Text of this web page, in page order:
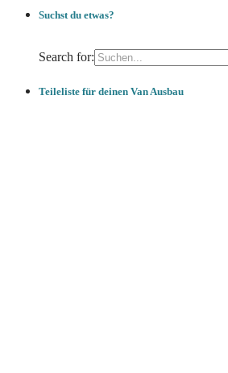
Suchst du etwas?
Search for:
Teileliste für deinen Van Ausbau